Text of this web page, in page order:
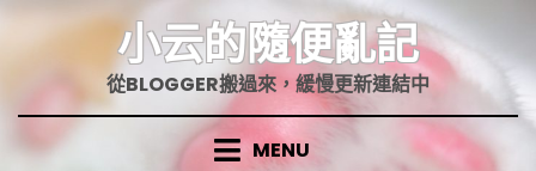
小云的隨便亂記
從BLOGGER搬過來，緩慢更新連結中
MENU